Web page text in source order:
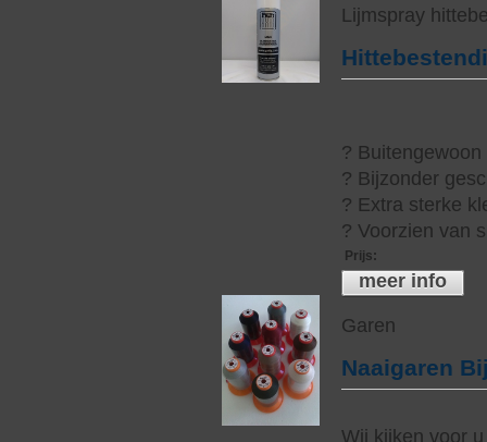
Lijmspray
?
? Bijzonder
? Extra sterke
? Voorzien van
Prijs:
meer info
Garen
Naaigaren
Wij kijken voor